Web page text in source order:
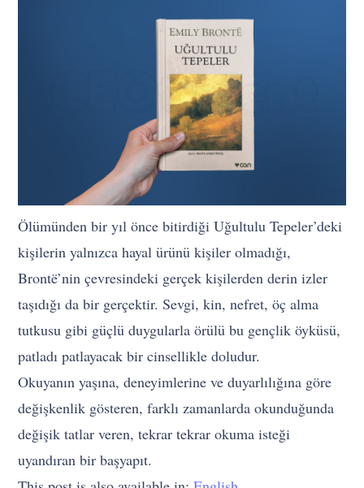
Ölümünden bir yıl önce bitirdiği Uğultulu Tepeler’deki
kişilerin yalnızca hayal ürünü kişiler olmadığı,
Brontë’nin çevresindeki gerçek kişilerden derin izler
taşıdığı da bir gerçektir. Sevgi, kin, nefret, öç alma
tutkusu gibi güçlü duygularla örülü bu gençlik öyküsü,
patladı patlayacak bir cinsellikle doludur.
Okuyanın yaşına, deneyimlerine ve duyarlılığına göre
değişkenlik gösteren, farklı zamanlarda okunduğunda
değişik tatlar veren, tekrar tekrar okuma isteği
uyandıran bir başyapıt.